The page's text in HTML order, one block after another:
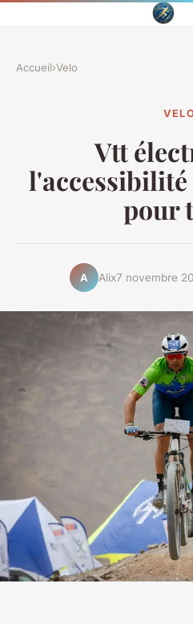
Accueil›Velo
Vtt
pour
A Alix7 novembre